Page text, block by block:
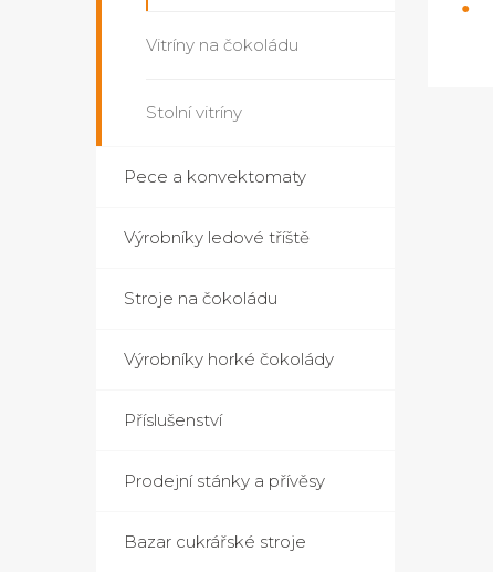
Vitríny na čokoládu
Stolní vitríny
Pece a konvektomaty
Výrobníky ledové tříště
Stroje na čokoládu
Výrobníky horké čokolády
Příslušenství
Prodejní stánky a přívěsy
Bazar cukrářské stroje